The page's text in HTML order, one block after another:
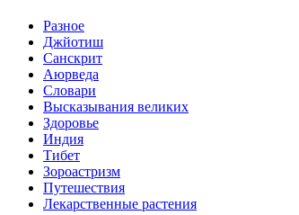
Разное
Джйотиш
Санскрит
Аюрведа
Словари
Высказывания великих
Здоровье
Индия
Тибет
Зороастризм
Путешествия
Лекарственные растения